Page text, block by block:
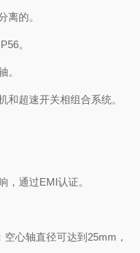
离的。
。
。
和超速开关相组合系统。
，通过EMI认证。
心轴直径可达到25mm，